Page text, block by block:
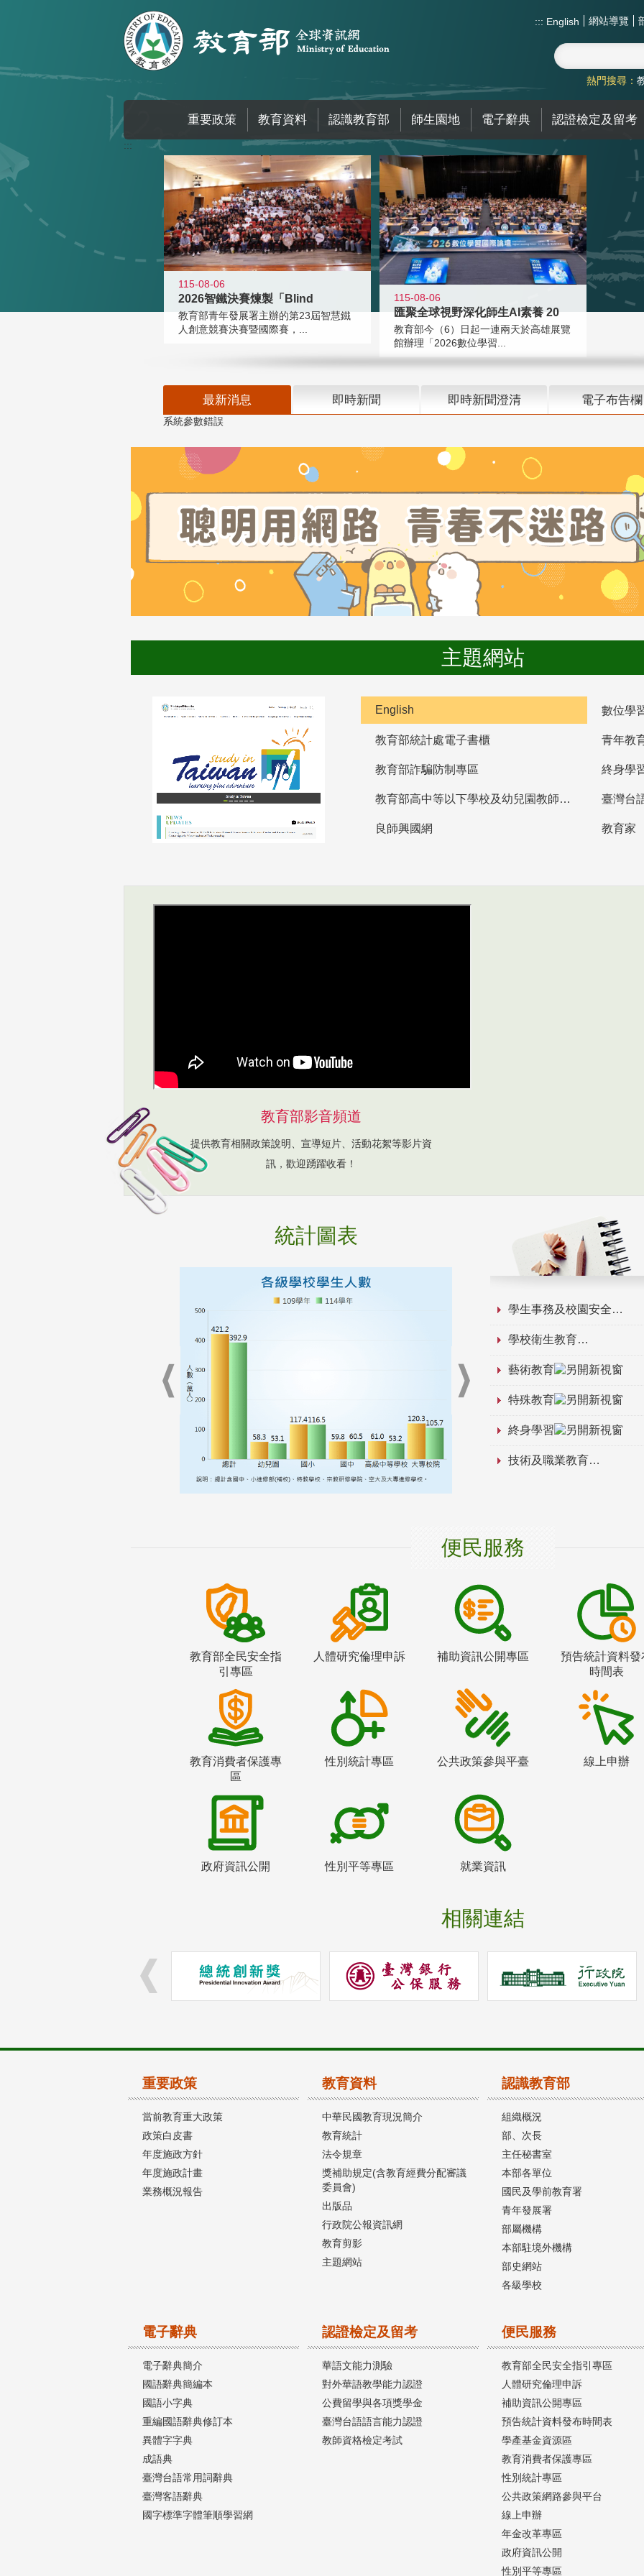
::: English 網站導覽
熱門搜尋：
重要政策 教育資料 認識教育部 師生園地 電子辭典 認證檢定及留考
:::
115-08-06
2026智鐵決賽煉製「Blind
教育部青年發展署主辦的第23屆智慧鐵
人創意競賽決賽暨國際賽，...
115-08-06
匯聚全球視野深化師生AI素養 20
教育部今（6）日起一連兩天於高雄展覽
館辦理「2026數位學習...
最新消息 即時新聞 即時新聞澄清 電子布告欄
系統參數錯誤
主題網站
English 數位學
教育部統計處電子書櫃 青年教
教育部詐騙防制專區 終身學
教育部高中等以下學校及幼兒園教師資格檢定考試 臺灣台
良師興國網 教育家
教育部影音頻道
提供教育相關政策說明、宣導短片、活動花絮等影片資
訊，歡迎踴躍收看！
統計圖表
學生事務及校園安全
學校衛生教育
藝術教育
特殊教育
終身學習
技術及職業教育
便民服務
教育部全民安全指
引專區
人體研究倫理申訴 補助資訊公開專區
預告統計資料發
時間表
教育消費者保護專
區
性別統計專區 公共政策參與平臺 線上申辦
政府資訊公開 性別平等專區 就業資訊
相關連結
重要政策
當前教育重大政策
政策白皮書
年度施政方針
年度施政計畫
業務概況報告
教育資料
中華民國教育現況簡介
教育統計
法令規章
獎補助規定(含教育經費分配審議
委員會)
出版品
行政院公報資訊網
教育剪影
主題網站
認識教育部
組織概況
部、次長
主任秘書室
本部各單位
國民及學前教育署
青年發展署
部屬機構
本部駐境外機構
部史網站
各級學校
電子辭典
電子辭典簡介
國語辭典簡編本
國語小字典
重編國語辭典修訂本
異體字字典
成語典
臺灣台語常用詞辭典
臺灣客語辭典
國字標準字體筆順學習網
認證檢定及留考
華語文能力測驗
對外華語教學能力認證
公費留學與各項獎學金
臺灣台語語言能力認證
教師資格檢定考試
便民服務
教育部全民安全指引專區
人體研究倫理申訴
補助資訊公開專區
預告統計資料發布時間表
學產基金資源區
教育消費者保護專區
性別統計專區
公共政策網路參與平台
線上申辦
年金改革專區
政府資訊公開
性別平等專區